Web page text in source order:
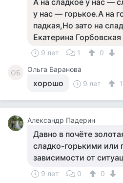
А на сладкое у нас —
у нас — горькое.А на
падкая,Но зато на
Екатерина Горбовская
9 лет 1 0
ОБ Ольга Баранова
хорошо 9 лет 1
Александр Падерин
Давно в почёте
сладко-горькими или
зависимости от
9 лет 0 0